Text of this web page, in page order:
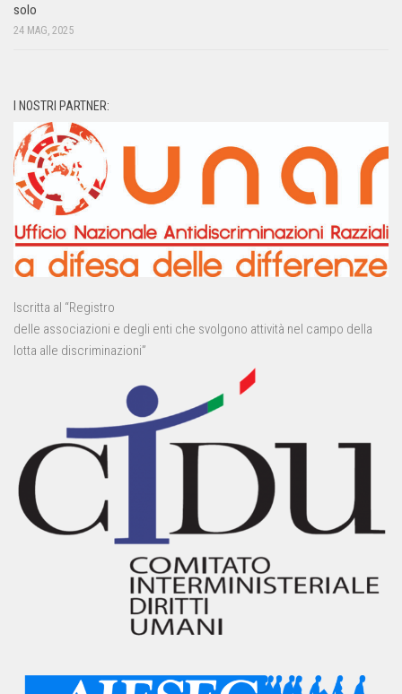
solo
24 MAG, 2025
I NOSTRI PARTNER:
Iscritta al “Registro
delle associazioni e degli enti che svolgono attività nel campo della
lotta alle discriminazioni”